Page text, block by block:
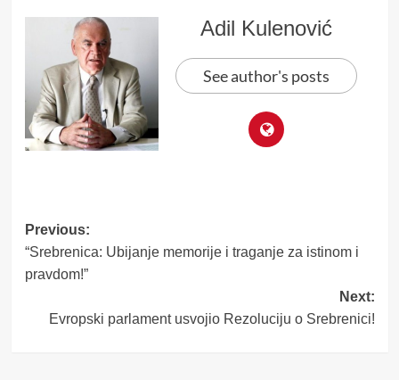
Adil Kulenović
See author's posts
Post
navigation
Previous:
“Srebrenica: Ubijanje memorije i traganje za istinom i
pravdom!”
Next:
Evropski parlament usvojio Rezoluciju o Srebrenici!